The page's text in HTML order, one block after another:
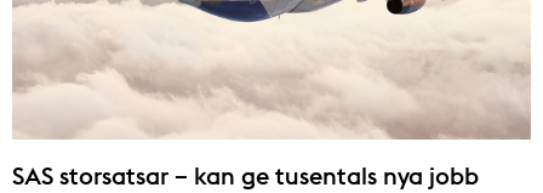
SAS storsatsar – kan ge tusentals nya jobb